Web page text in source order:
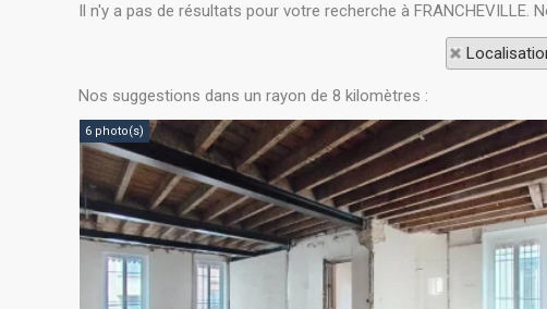
Il n'y a pas de résultats pour votre recherche à
Nos suggestions dans un rayon de 8 kilomètres :
6 photo(s)